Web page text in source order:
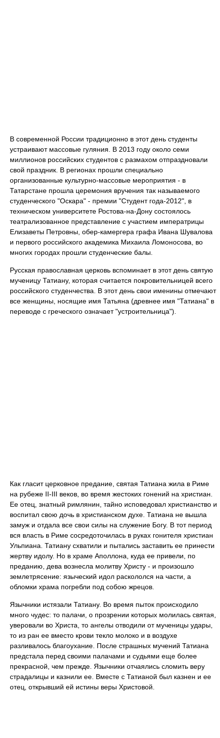
В современной России традиционно в этот день студенты
устраивают массовые гуляния. В 2013 году около семи
миллионов российских студентов с размахом отпраздновали
свой праздник. В регионах прошли специально
организованные культурно-массовые мероприятия - в
Татарстане прошла церемония вручения так называемого
студенческого "Оскара" - премии "Студент года-2012", в
техническом университете Ростова-на-Дону состоялось
театрализованное представление с участием императрицы
Елизаветы Петровны, обер-камергера графа Ивана Шувалова
и первого российского академика Михаила Ломоносова, во
многих городах прошли студенческие балы.
Русская православная церковь вспоминает в этот день святую
мученицу Татиану, которая считается покровительницей всего
российского студенчества. В этот день свои именины отмечают
все женщины, носящие имя Татьяна (древнее имя "Татиана" в
переводе с греческого означает "устроительница").
Как гласит церковное предание, святая Татиана жила в Риме
на рубеже II‑III веков, во время жестоких гонений на христиан.
Ее отец, знатный римлянин, тайно исповедовал христианство и
воспитал свою дочь в христианском духе. Татиана не вышла
замуж и отдала все свои силы на служение Богу. В тот период
вся власть в Риме сосредоточилась в руках гонителя христиан
Ульпиана. Татиану схватили и пытались заставить ее принести
жертву идолу. Но в храме Аполлона, куда ее привели, по
преданию, дева вознесла молитву Христу - и произошло
землетрясение: языческий идол раскололся на части, а
обломки храма погребли под собою жрецов.
Язычники истязали Татиану. Во время пыток происходило
много чудес: то палачи, о прозрении которых молилась святая,
уверовали во Христа, то ангелы отводили от мученицы удары,
то из ран ее вместо крови текло молоко и в воздухе
разливалось благоухание. После страшных мучений Татиана
предстала перед своими палачами и судьями еще более
прекрасной, чем прежде. Язычники отчаялись сломить веру
страдалицы и казнили ее. Вместе с Татианой был казнен и ее
отец, открывший ей истины веры Христовой.